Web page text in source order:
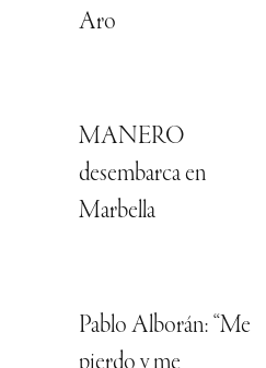
Aro
MANERO
desembarca en
Marbella
Pablo Alborán: “Me